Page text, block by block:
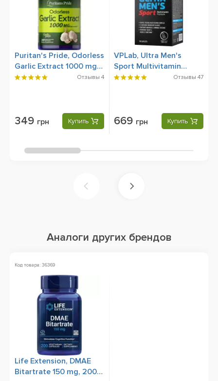
Puritan's Pride, Odorless
Garlic Extract 1000 mg,
100 Rapid ReleaseОтзывы 4
349 грн Купить
VPLab, Ultra Men's
Sport Multivitamin
Formula, 90 Caplets
Отзывы 47
669 грн Купить
Аналоги других брендов
Код товара: 36369
Life Extension, DMAE
Bitartrate 150 mg, 200